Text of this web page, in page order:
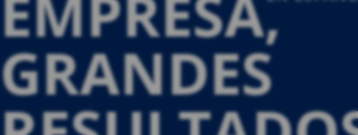
GRANDES